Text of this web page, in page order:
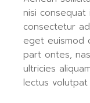
nisi
consectetur
eget euismod
part ontes,
ultricies
lectus volutpat